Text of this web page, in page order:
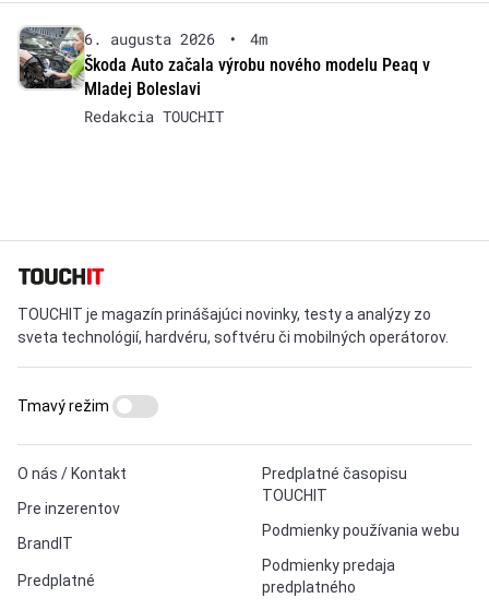
6. augusta 2026 •
4m
Škoda Auto začala výrobu nového modelu Peaq v
Mladej Boleslavi
Redakcia TOUCHIT
TOUCHIT je magazín prinášajúci novinky, testy a analýzy zo
sveta technológií, hardvéru, softvéru či mobilných operátorov.
O nás / Kontakt
Pre inzerentov
BrandIT
Predplatné
Predplatné časopisu
TOUCHIT
Podmienky používania webu
Podmienky predaja
predplatného
Tmavý režim